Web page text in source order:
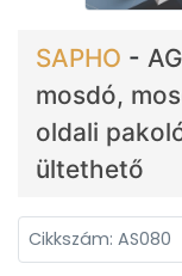
SAPHO -
mosdó,
oldali
ültethető
Cikkszám: AS080